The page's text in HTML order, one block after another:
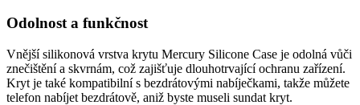
Odolnost a funkčnost
Vnější silikonová vrstva krytu Mercury Silicone Case je odolná vůči
znečištění a skvrnám, což zajišťuje dlouhotrvající ochranu zařízení.
Kryt je také kompatibilní s bezdrátovými nabíječkami, takže můžete
telefon nabíjet bezdrátově, aniž byste museli sundat kryt.